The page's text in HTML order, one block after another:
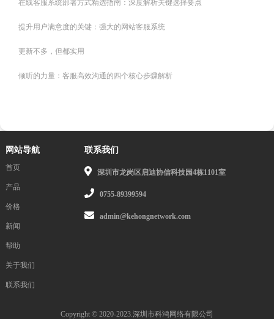
在线客服系统部署方式精选指南：深度解析关键选择要点
提升用户满意度的关键：强大的网站客服系统
更新不多，但都实用
倾听的力量：客服高效沟通的四个核心步骤解析
网站导航
首页
产品
价格
新闻
帮助
关于我们
联系我们
联系我们
深圳市龙岗区启迪协信科技园4栋1101室
0755-89399594
admin@kehongnetwork.com
Copyright © 2020-2023.深圳市科鸿网络有限公司